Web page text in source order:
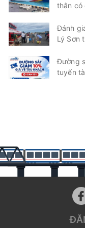
thân có
Đánh
Lý Sơn
Đường
tuyến